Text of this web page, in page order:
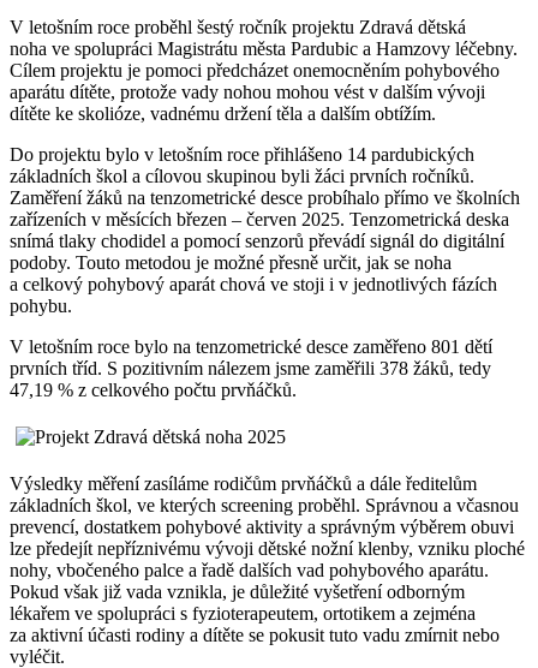
V letošním roce proběhl šestý ročník projektu Zdravá dětská
noha ve spolupráci Magistrátu města Pardubic a Hamzovy léčebny.
Cílem projektu je pomoci předcházet onemocněním pohybového
aparátu dítěte, protože vady nohou mohou vést v dalším vývoji
dítěte ke skolióze, vadnému držení těla a dalším obtížím.
Do projektu bylo v letošním roce přihlášeno 14 pardubických
základních škol a cílovou skupinou byli žáci prvních ročníků.
Zaměření žáků na tenzometrické desce probíhalo přímo ve školních
zařízeních v měsících březen – červen 2025. Tenzometrická deska
snímá tlaky chodidel a pomocí senzorů převádí signál do digitální
podoby. Touto metodou je možné přesně určit, jak se noha
a celkový pohybový aparát chová ve stoji i v jednotlivých fázích
pohybu.
V letošním roce bylo na tenzometrické desce zaměřeno 801 dětí
prvních tříd. S pozitivním nálezem jsme zaměřili 378 žáků, tedy
47,19 % z celkového počtu prvňáčků.
Výsledky měření zasíláme rodičům prvňáčků a dále ředitelům
základních škol, ve kterých screening proběhl. Správnou a včasnou
prevencí, dostatkem pohybové aktivity a správným výběrem obuvi
lze předejít nepříznivému vývoji dětské nožní klenby, vzniku ploché
nohy, vbočeného palce a řadě dalších vad pohybového aparátu.
Pokud však již vada vznikla, je důležité vyšetření odborným
lékařem ve spolupráci s fyzioterapeutem, ortotikem a zejména
za aktivní účasti rodiny a dítěte se pokusit tuto vadu zmírnit nebo
vyléčit.